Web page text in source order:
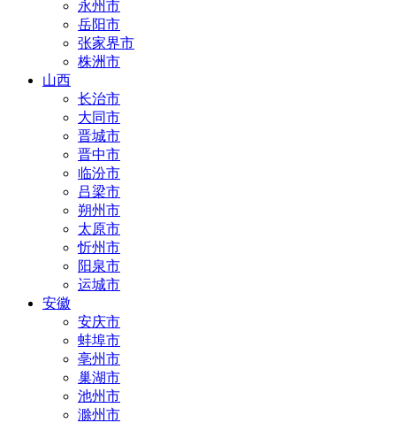
永州市
岳阳市
张家界市
株洲市
山西
长治市
大同市
晋城市
晋中市
临汾市
吕梁市
朔州市
太原市
忻州市
阳泉市
运城市
安徽
安庆市
蚌埠市
亳州市
巢湖市
池州市
滁州市